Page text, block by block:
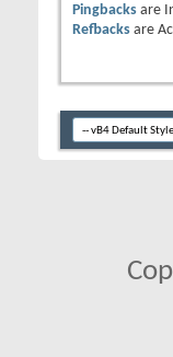
Pingbacks are
Refbacks are